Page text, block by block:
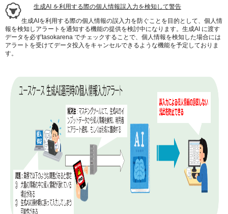
生成AI を利用する際の個人情報誤入力を検知して警告
生成AIを利用する際の個人情報の誤入力を防ぐことを目的として、個人情
報を検知しアラートを通知する機能の提供を検討中になります。生成AI に渡す
データを必ずtasokarena でチェックすることで、個人情報を検知した場合には
アラートを受けてデータ投入をキャンセルできるような機能を予定しておりま
す。